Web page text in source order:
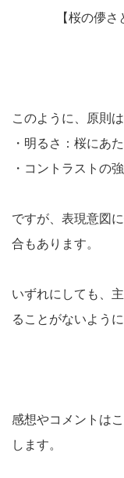
【桜の儚
このように、原則は
・明るさ：桜に
・コントラスト
ですが、表現意図
合もあります。
いずれにしても、
ることがないよう
感想やコメントは
します。